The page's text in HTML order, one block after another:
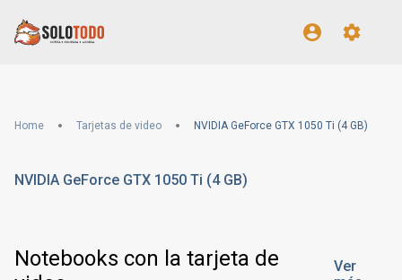
Home Tarjetas de video NVIDIA GeForce GTX 1050 Ti (4 GB)
NVIDIA GeForce GTX 1050 Ti (4 GB)
Notebooks con la tarjeta de
Ver